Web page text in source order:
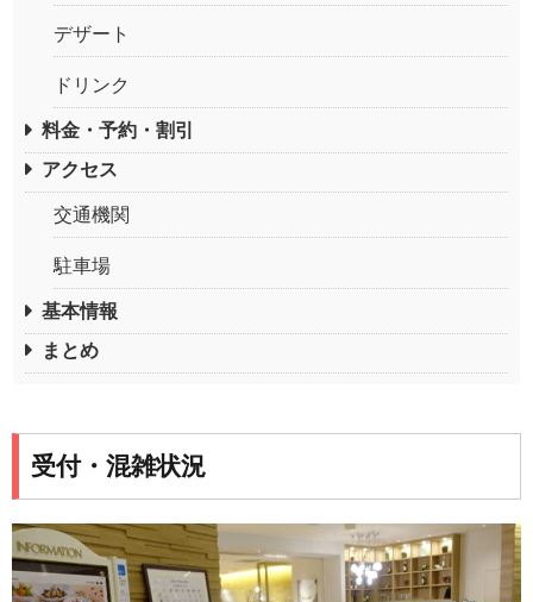
デザート
ドリンク
料金・予約・割引
アクセス
交通機関
駐車場
基本情報
まとめ
受付・混雑状況